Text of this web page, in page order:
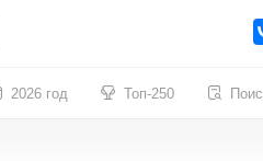
2026 год Топ-250